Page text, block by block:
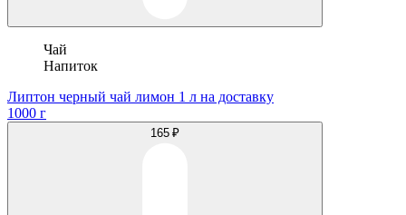
Чай
Напиток
Липтон черный чай лимон 1 л на доставку
1000 г
165 ₽